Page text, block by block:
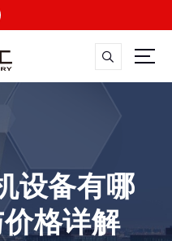
设备有哪
格详解